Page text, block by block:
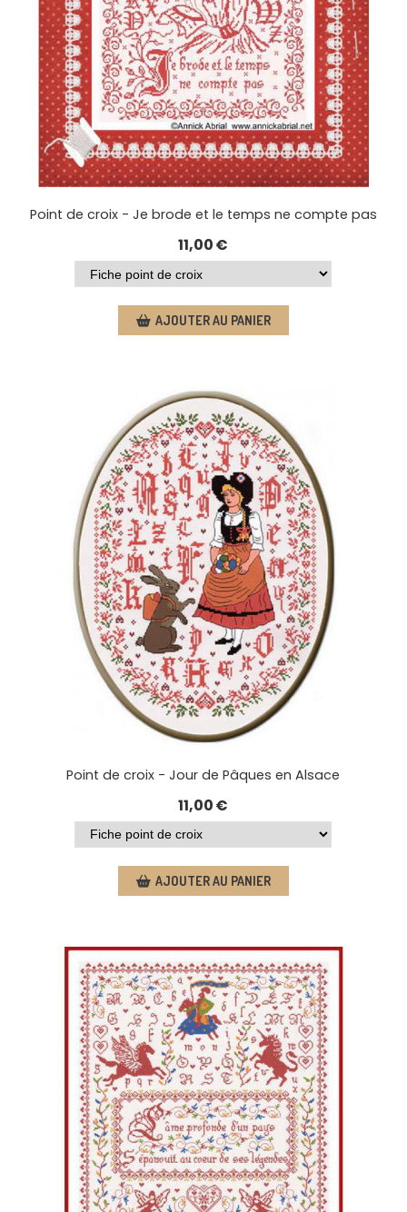
Point de croix - Je brode et le temps ne compte pas
11,00€
AJOUTER AU PANIER
Point de croix - Jour de Pâques en Alsace
11,00€
AJOUTER AU PANIER